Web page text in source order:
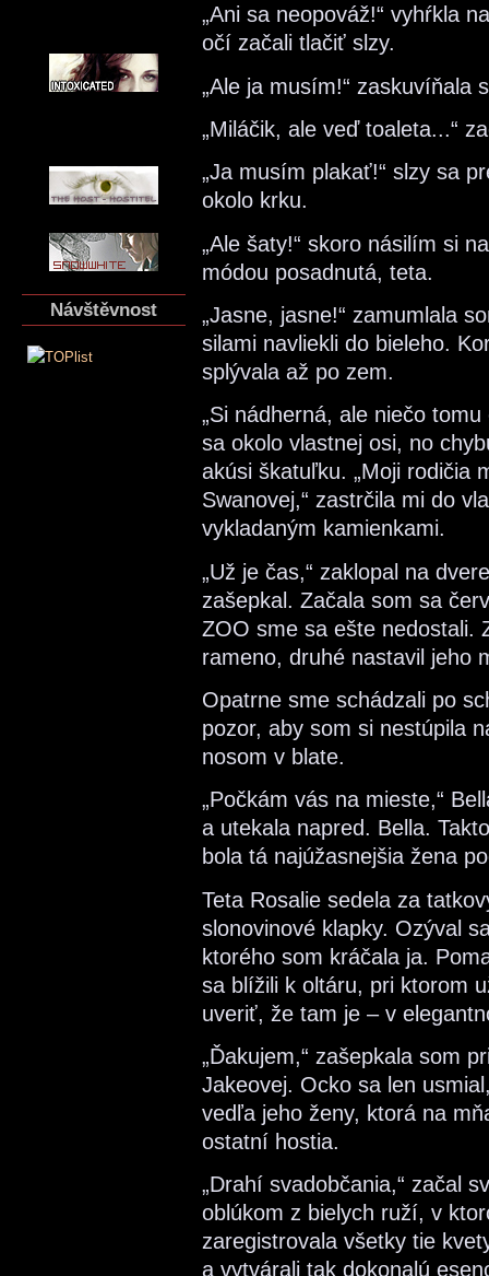
Návštěvnost
„Ani sa neopováž!“ vyhŕkla
očí začali tlačiť slzy.
„Ale ja musím!“ zaskuvíňala
„Miláčik, ale veď toaleta...“
„Ja musím plakať!“ slzy sa
okolo krku.
„Ale šaty!“ skoro násilím si
módou posadnutá, teta.
„Jasne, jasne!“ zamumlala
silami navliekli do bieleho.
splývala až po zem.
„Si nádherná, ale niečo
sa okolo vlastnej osi, no
akúsi škatuľku. „Moji rodičia
Swanovej,“ zastrčila mi do
vykladaným kamienkami.
„Už je čas,“ zaklopal na
zašepkal. Začala som sa
ZOO sme sa ešte nedostali.
rameno, druhé nastavil jeho
Opatrne sme schádzali po
pozor, aby som si nestúpila
nosom v blate.
„Počkám vás na mieste,“
a utekala napred. Bella.
bola tá najúžasnejšia žena
Teta Rosalie sedela za
slonovinové klapky. Ozýval
ktorého som kráčala ja.
sa blížili k oltáru, pri ktorom
uveriť, že tam je – v
„Ďakujem,“ zašepkala som
Jakeovej. Ocko sa len
vedľa jeho ženy, ktorá na
ostatní hostia.
„Drahí svadobčania,“ začal
oblúkom z bielych ruží, v
zaregistrovala všetky tie
a vytvárali tak dokonalú